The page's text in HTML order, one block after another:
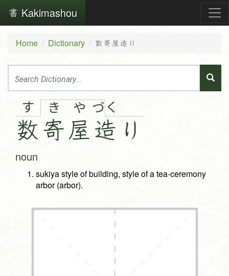
Kakimashou
Home Dictionary 数寄屋造り
す
数
き
寄
や
屋
づ く
造 り
noun
sukiya style of building, style of a tea-ceremony
arbor (arbor).